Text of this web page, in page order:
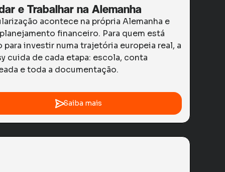
e Trabalhar na Alemanha
acontece na própria Alemanha e
financeiro. Para quem está
para investir numa trajetória europeia real, a
cuida de cada etapa: escola, conta
e toda a documentação.
Saiba mais